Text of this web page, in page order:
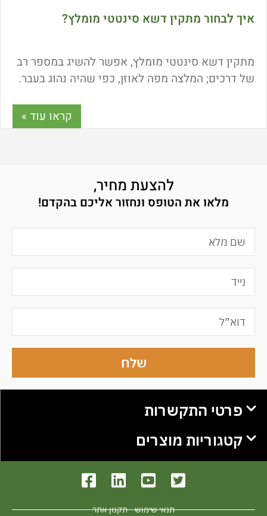
איך לבחור מתקין דשא סינטטי מומלץ?
מתקין דשא סינטטי מומלץ, אפשר להשיג במספר רב
של דרכים; המלצה מפה לאוזן, כפי שהיה נהוג בעבר.
קראו עוד »
להצעת מחיר,
מלאו את הטופס ונחזור אליכם בהקדם!
שלח
פרטי התקשרות
קטגוריות מוצרים
תנאי שימוש - תקנון אתר